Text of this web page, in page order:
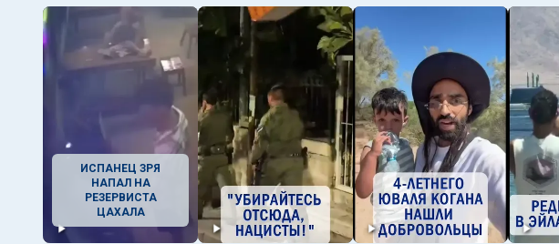
ИСПАНЕЦ ЗРЯ
НАПАЛ НА
РЕЗЕРВИСТА
ЦАХАЛА